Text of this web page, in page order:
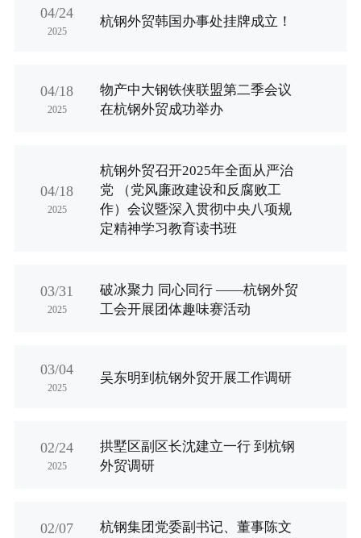
04/24
2025
杭钢外贸韩国办事处挂牌成立！
04/18
2025
物产中大钢铁侠联盟第二季会议
在杭钢外贸成功举办
04/18
2025
杭钢外贸召开2025年全面从严治
党 （党风廉政建设和反腐败工
作）会议暨深入贯彻中央八项规
定精神学习教育读书班
03/31
2025
破冰聚力 同心同行 ——杭钢外贸
工会开展团体趣味赛活动
03/04
2025
吴东明到杭钢外贸开展工作调研
02/24
2025
拱墅区副区长沈建立一行 到杭钢
外贸调研
02/07
杭钢集团党委副书记、董事陈文